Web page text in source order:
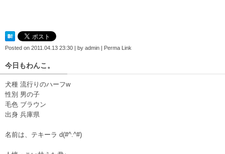
Posted on 2011.04.13 23:30 | by admin | Perma Link
今日もわんこ。
犬種 流行りのハーフw
性別 男の子
毛色 ブラウン
出身 兵庫県
名前は、テキーラ d(#^.^#)